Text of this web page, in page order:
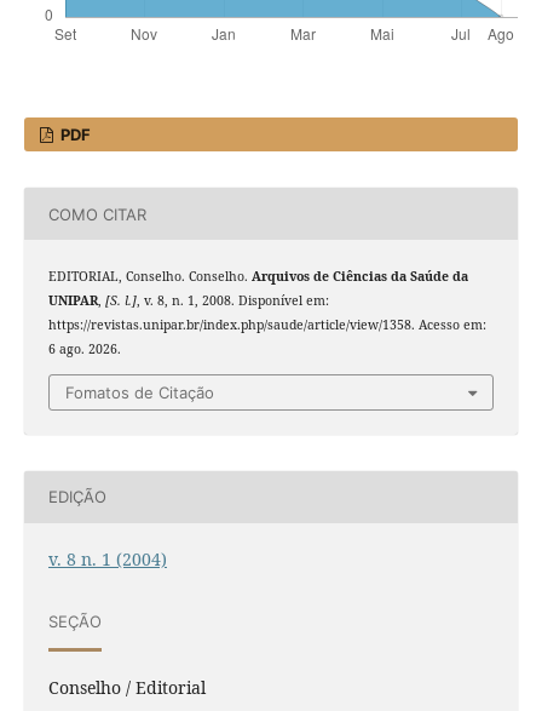
PDF
COMO CITAR
EDITORIAL, Conselho. Conselho. Arquivos de Ciências da Saúde da
UNIPAR, [S. l.], v. 8, n. 1, 2008. Disponível em:
https://revistas.unipar.br/index.php/saude/article/view/1358. Acesso em:
6 ago. 2026.
Fomatos de Citação
EDIÇÃO
v. 8 n. 1 (2004)
SEÇÃO
Conselho / Editorial